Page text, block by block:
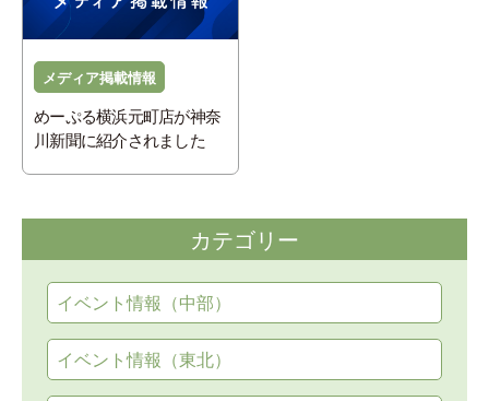
メディア掲載情報
めーぷる横浜元町店が神奈
川新聞に紹介されました
カテゴリー
イベント情報（中部）
イベント情報（東北）